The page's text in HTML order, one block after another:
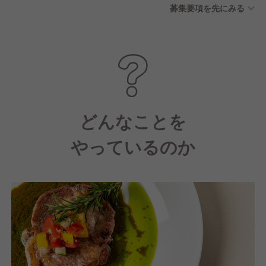
募集要項を先にみる
どんなことを
やっているのか